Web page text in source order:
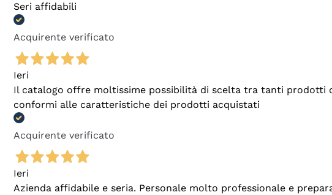
Seri affidabili
Acquirente verificato
Ieri
Il catalogo offre moltissime possibilità di scelta tra tanti prodotti
conformi alle caratteristiche dei prodotti acquistati
Acquirente verificato
Ieri
Azienda affidabile e seria. Personale molto professionale e